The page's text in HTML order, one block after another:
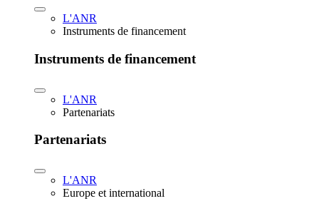
L'ANR
Instruments de financement
Instruments de financement
L'ANR
Partenariats
Partenariats
L'ANR
Europe et international